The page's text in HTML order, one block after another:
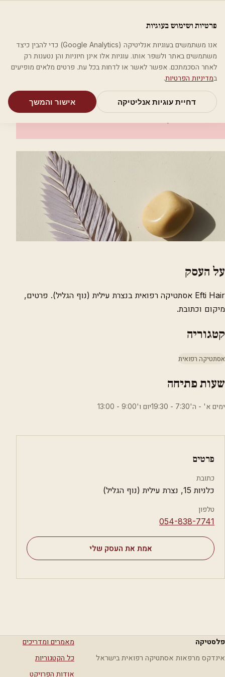
מאמריםקטגוריותחיפושאודות
בית קטגוריות אסתטיקה רפואית Efti Hair אסתטיקה רפואית
אסתטיקה רפואית
Efti Hair אסתטיקה רפואית
על העסק
Efti Hair אסתטיקה רפואית בנצרת עילית (נוף הגליל). פרטים,
מיקום וכתובת.
קטגוריה
אסתטיקה רפואית
שעות פתיחה
ימים א' - ה'7:30 - 19:30יום ו'9:00 - 13:00
פרטים
כתובת
כלניות 15, נצרת עילית (נוף הגליל)
טלפון
⁦054-838-7741⁩
אמת את העסק שלי
פלסטיקה
אינדקס מרפאות אסתטיקה רפואית בישראל
מאמרים ומדריכים
כל הקטגוריות
אודות הפרויקט
פרטיות ושימוש בעוגיות
אנו משתמשים בעוגיות אנליטיקה (Google Analytics) כדי להבין כיצד
משתמשים באתר ולשפר אותו. עוגיות אלו אינן חיוניות והן נטענות רק
לאחר הסכמתכם. אפשר לאשר או לדחות בכל עת. פרטים מלאים מופיעים
במדיניות הפרטיות.
דחיית עוגיות אנליטיקה אישור והמשך